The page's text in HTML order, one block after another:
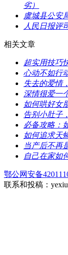
劣）
虞城县公安
人民日报评
相关文章
超实用技巧
心动不如行
失去的爱情
深情很爱一
如何哄好女
告别小肚子
必备攻略：
如何追求天
当产后不再
自己在家如
鄂公网安备
联系和投稿：